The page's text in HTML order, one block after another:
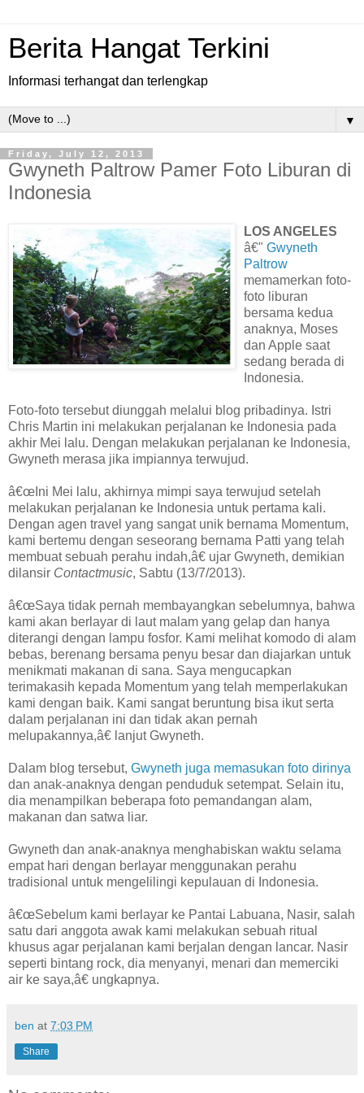
Berita Hangat Terkini
Informasi terhangat dan terlengkap
▼
Friday, July 12, 2013
Gwyneth Paltrow Pamer Foto Liburan di
Indonesia
LOS ANGELES
â€" Gwyneth
Paltrow
memamerkan foto-
foto liburan
bersama kedua
anaknya, Moses
dan Apple saat
sedang berada di
Indonesia.
Foto-foto tersebut diunggah melalui blog pribadinya. Istri
Chris Martin ini melakukan perjalanan ke Indonesia pada
akhir Mei lalu. Dengan melakukan perjalanan ke Indonesia,
Gwyneth merasa jika impiannya terwujud.
â€œIni Mei lalu, akhirnya mimpi saya terwujud setelah
melakukan perjalanan ke Indonesia untuk pertama kali.
Dengan agen travel yang sangat unik bernama Momentum,
kami bertemu dengan seseorang bernama Patti yang telah
membuat sebuah perahu indah,â€ ujar Gwyneth, demikian
dilansir Contactmusic, Sabtu (13/7/2013).
â€œSaya tidak pernah membayangkan sebelumnya, bahwa
kami akan berlayar di laut malam yang gelap dan hanya
diterangi dengan lampu fosfor. Kami melihat komodo di alam
bebas, berenang bersama penyu besar dan diajarkan untuk
menikmati makanan di sana. Saya mengucapkan
terimakasih kepada Momentum yang telah memperlakukan
kami dengan baik. Kami sangat beruntung bisa ikut serta
dalam perjalanan ini dan tidak akan pernah
melupakannya,â€ lanjut Gwyneth.
Dalam blog tersebut, Gwyneth juga memasukan foto dirinya
dan anak-anaknya dengan penduduk setempat. Selain itu,
dia menampilkan beberapa foto pemandangan alam,
makanan dan satwa liar.
Gwyneth dan anak-anaknya menghabiskan waktu selama
empat hari dengan berlayar menggunakan perahu
tradisional untuk mengelilingi kepulauan di Indonesia.
â€œSebelum kami berlayar ke Pantai Labuana, Nasir, salah
satu dari anggota awak kami melakukan sebuah ritual
khusus agar perjalanan kami berjalan dengan lancar. Nasir
seperti bintang rock, dia menyanyi, menari dan memerciki
air ke saya,â€ ungkapnya.
ben at 7:03 PM
Share